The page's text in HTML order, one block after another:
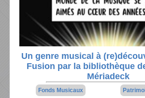
Un genre musical à
Fusion par la bibliothèque
Mériadeck
Fonds Musicaux